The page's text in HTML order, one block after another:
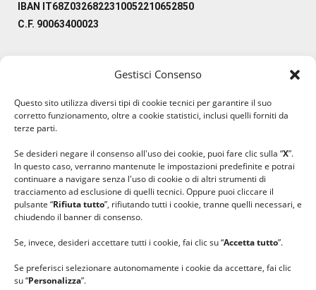
Gestisci Consenso
Questo sito utilizza diversi tipi di cookie tecnici per garantire il suo
corretto funzionamento, oltre a cookie statistici, inclusi quelli forniti da
terze parti.
Se desideri negare il consenso all'uso dei cookie, puoi fare clic sulla “X”.
In questo caso, verranno mantenute le impostazioni predefinite e potrai
continuare a navigare senza l'uso di cookie o di altri strumenti di
tracciamento ad esclusione di quelli tecnici. Oppure puoi cliccare il
pulsante “Rifiuta tutto”, rifiutando tutti i cookie, tranne quelli necessari, e
chiudendo il banner di consenso.
Se, invece, desideri accettare tutti i cookie, fai clic su “Accetta tutto”.
Se preferisci selezionare autonomamente i cookie da accettare, fai clic
su “Personalizza”.
IBAN IT68Z0326822310052210652850
C.F. 90063400023
#lanaterapia
#ilcaloredellempatia